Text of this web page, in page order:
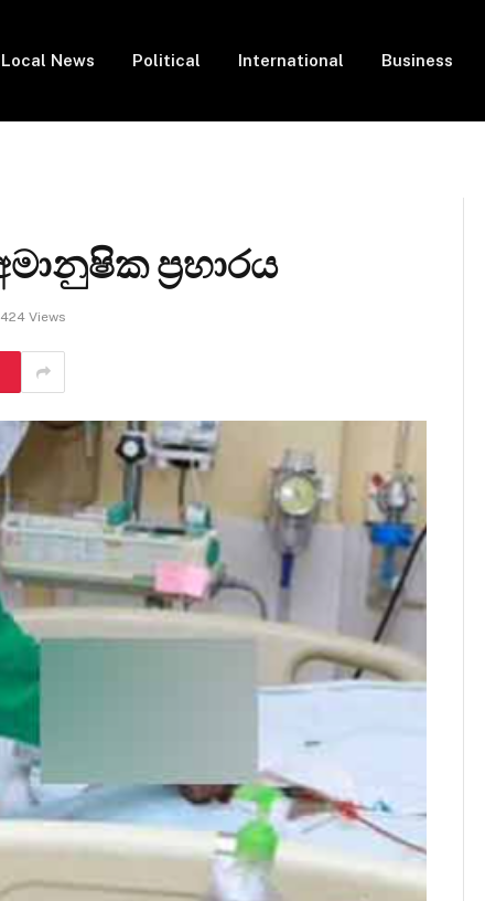
Local News Political International Business
ප්‍රහාරය
424 Views